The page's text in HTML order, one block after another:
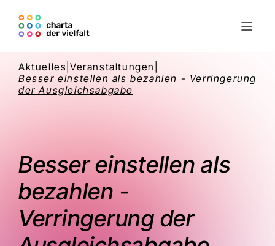
Aktuelles |Veranstaltungen
Besser einstellen als bezahlen - Verringerung
der Ausgleichsabgabe
Besser einstellen als
bezahlen -
Verringerung der